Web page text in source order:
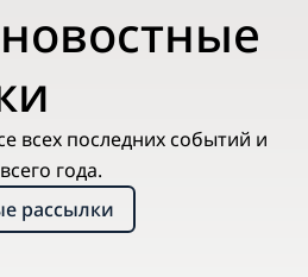
всех последних событий и
года.
рассылки